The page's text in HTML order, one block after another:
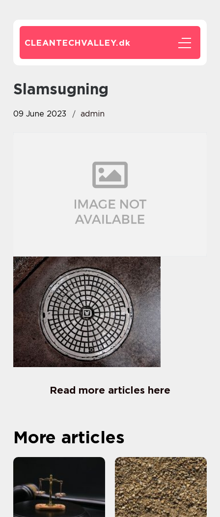
CLEANTECHVALLEY.dk
slamsugning
09 June 2023 admin
Read more articles here
More articles